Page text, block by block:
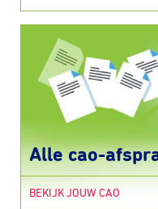
Alle cao-
BEKIJK JOUW CAO